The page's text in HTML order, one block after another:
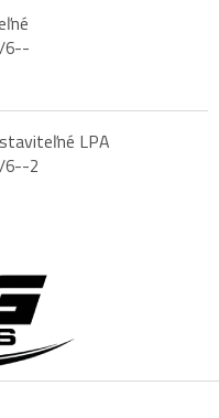
6--
LPA
6--2